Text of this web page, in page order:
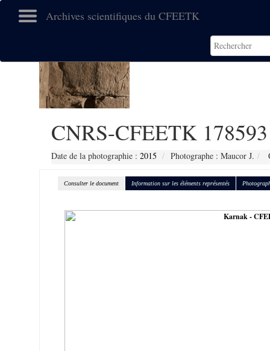
Archives scientifiques du CFEETK
CNRS-CFEETK 178593
Date de la photographie : 2015 Photographe : Maucor J.
Consulter le document Information sur les éléments représentés